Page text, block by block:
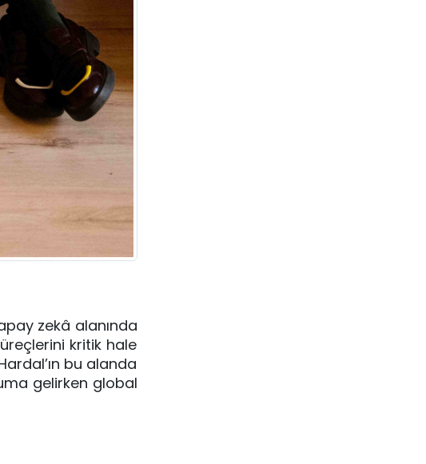
zekâ alanında
kritik hale
bu alanda
gelirken global